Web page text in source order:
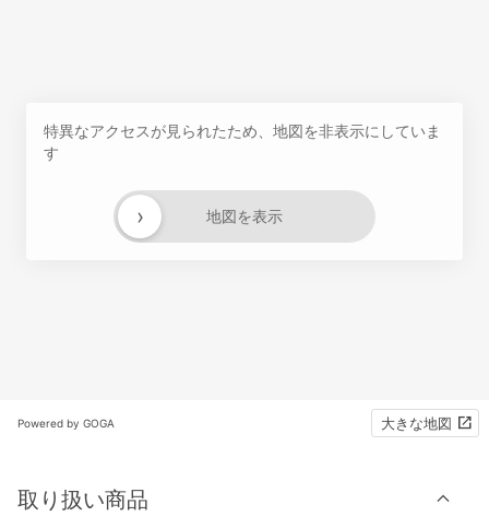
特異なアクセスが見られたため、地図を非表示にしていま
す
地図を表示
›
Powered by GOGA 大きな地図
取り扱い商品